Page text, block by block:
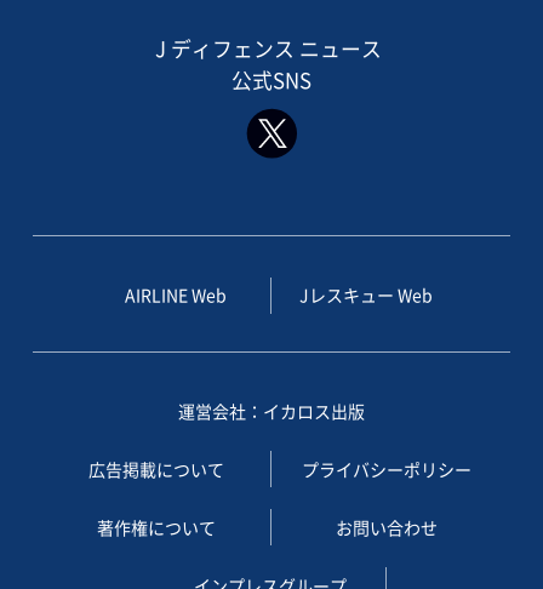
J ディフェンス ニュース
公式SNS
AIRLINE Web Jレスキュー Web
運営会社：イカロス出版
広告掲載について プライバシーポリシー
著作権について お問い合わせ